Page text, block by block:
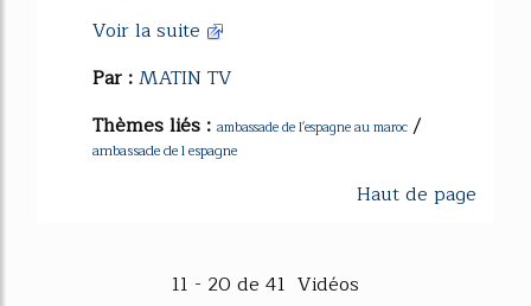
Voir la suite
Par :MATIN TV
Thèmes liés : ambassade de l'espagne au maroc /
ambassade de l espagne
Haut de page
11 - 20 de 41 Vidéos